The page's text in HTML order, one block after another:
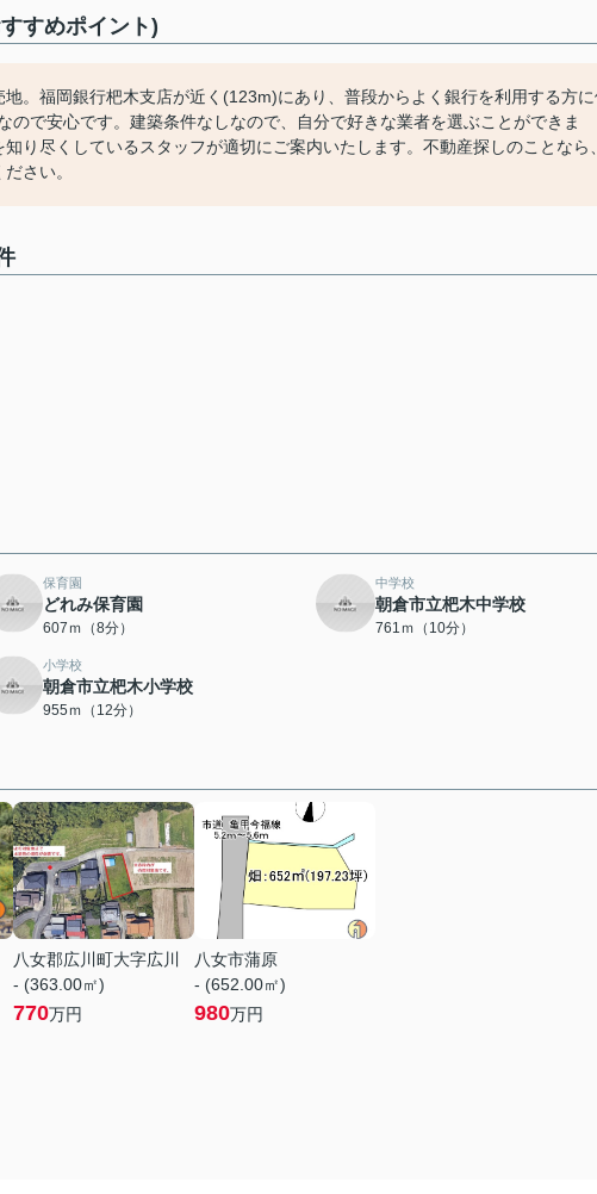
すめポイント)
。福岡銀行杷木支店が近く(123m)にあり、普段からよく銀行を利用する方
ので安心です。建築条件なしなので、自分で好きな業者を選ぶことができま
り尽くしているスタッフが適切にご案内いたします。不動産探しのことなら
さい。
保育園
どれみ保育園
607ｍ（8分）
中学校
朝倉市立杷木中学校
761ｍ（10分）
小学校
朝倉市立杷木小学校
955ｍ（12分）
八女郡広川町大字広川
- (363.00㎡)
770万円
八女市蒲原
- (652.00㎡)
980万円